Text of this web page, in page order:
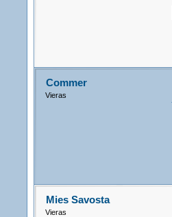
Commer
Vieras
Mies Savosta
Vieras